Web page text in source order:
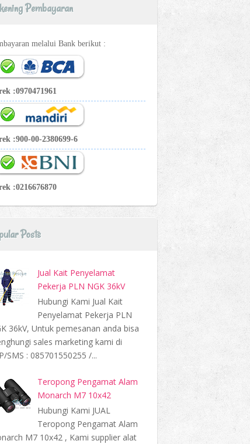
Pembayaran
melalui Bank berikut :
:0970471961
:900-00-2380699-6
:0216676870
Posts
Jual Kait Penyelamat
Pekerja PLN NGK 36kV
Hubungi Kami Jual Kait
Penyelamat Pekerja PLN
36kV, Untuk pemesanan anda bisa
sales marketing kami di
SMS : 085701550255 /...
Teropong Pengamat Alam
Monarch M7 10x42
Hubungi Kami JUAL
Teropong Pengamat Alam
M7 10x42 , Kami supplier alat